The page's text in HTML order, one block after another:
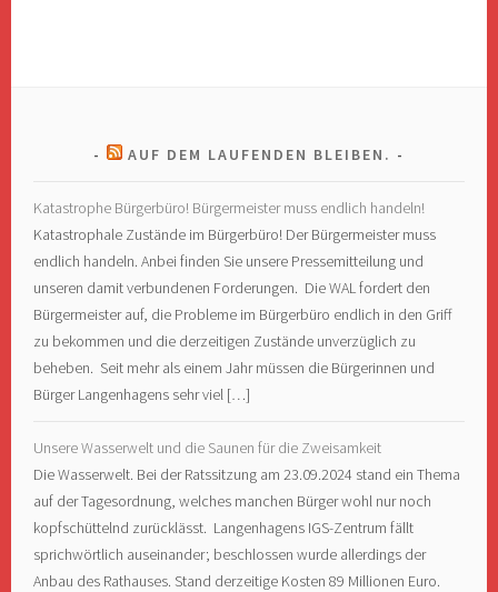
AUF DEM LAUFENDEN BLEIBEN.
Katastrophe Bürgerbüro! Bürgermeister muss endlich handeln!
Katastrophale Zustände im Bürgerbüro! Der Bürgermeister muss
endlich handeln. Anbei finden Sie unsere Pressemitteilung und
unseren damit verbundenen Forderungen. Die WAL fordert den
Bürgermeister auf, die Probleme im Bürgerbüro endlich in den Griff
zu bekommen und die derzeitigen Zustände unverzüglich zu
beheben. Seit mehr als einem Jahr müssen die Bürgerinnen und
Bürger Langenhagens sehr viel […]
Unsere Wasserwelt und die Saunen für die Zweisamkeit
Die Wasserwelt. Bei der Ratssitzung am 23.09.2024 stand ein Thema
auf der Tagesordnung, welches manchen Bürger wohl nur noch
kopfschüttelnd zurücklässt. Langenhagens IGS-Zentrum fällt
sprichwörtlich auseinander; beschlossen wurde allerdings der
Anbau des Rathauses. Stand derzeitige Kosten 89 Millionen Euro.